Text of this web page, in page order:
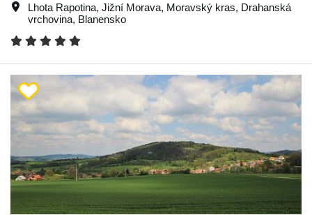
Lhota Rapotina, Jižní Morava, Moravský kras, Drahanská
vrchovina, Blanensko